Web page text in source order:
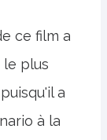
ce film a
plus
a
à la